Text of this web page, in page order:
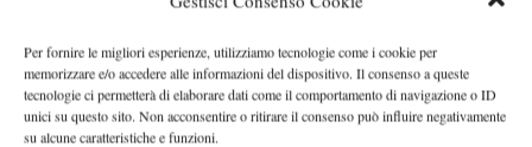
Per fornire le migliori esperienze, utilizziamo tecnologie come i cookie per
memorizzare e/o accedere alle informazioni del dispositivo. Il consenso a queste
tecnologie ci permetterà di elaborare dati come il comportamento di navigazione o ID
unici su questo sito. Non acconsentire o ritirare il consenso può influire negativamente
su alcune caratteristiche e funzioni.